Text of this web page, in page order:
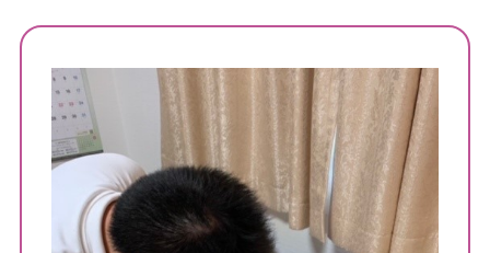
その日に痛みが出ている個所を的確に治療していただ
すくなっています。
これからも何かあれば相談させてください！】とのお
声を頂いています。